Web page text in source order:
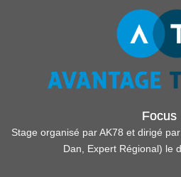
Focus
Stage organisé par AK78 et dirigé
Dan, Expert Régional) le